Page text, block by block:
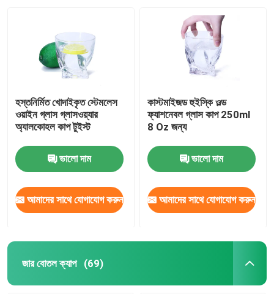
হস্তনির্মিত খোদাইকৃত স্টেমলেস
ওয়াইন গ্লাস গ্লাসওয়্যার
অ্যালকোহল কাপ টুইস্ট
ভালো দাম
আমাদের সাথে যোগাযোগ করুন
কাস্টমাইজড হুইস্কি ওল্ড
ফ্যাশনেবল গ্লাস কাপ 250ml
8 Oz জন্য
ভালো দাম
আমাদের সাথে যোগাযোগ করুন
জার বোতল ক্যাপ (69)